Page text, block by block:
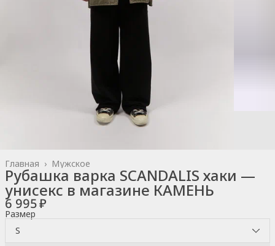
Мужское
Главная ›
Рубашка варка SCANDALIS хаки —
унисекс в магазине КАМЕНЬ
6 995 ₽
Размер
S